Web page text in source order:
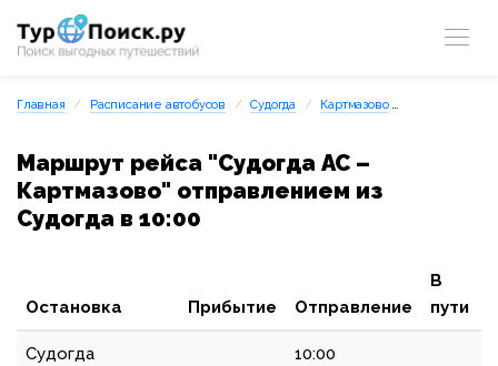
Главная Расписание автобусов Судогда Картмазово
Маршрут рейса "Судогда АС –
Картмазово" отправлением из
Судогда в 10:00
Остановка Прибытие Отправление
В
пути
Судогда 10:00